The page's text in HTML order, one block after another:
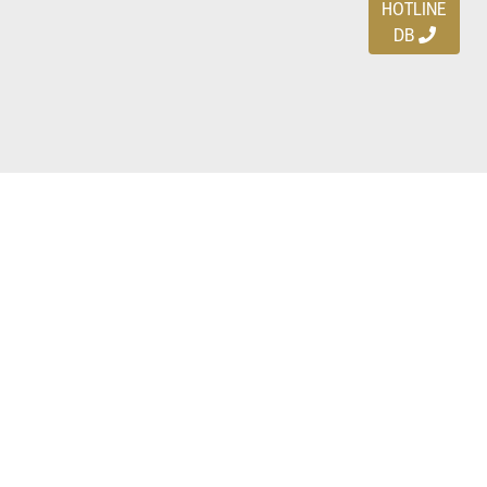
HOTLINE
DB